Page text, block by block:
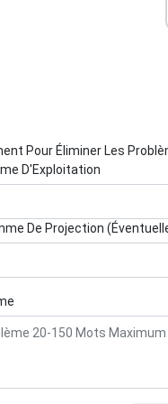
Pour Éliminer Les
D'Exploitation
De Projection